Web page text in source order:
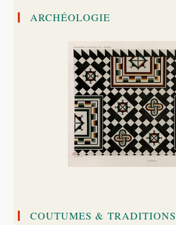
ARCHÉOLOGIE
COUTUMES & TRADITIONS